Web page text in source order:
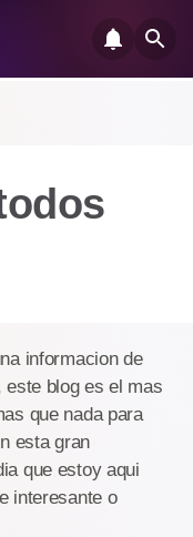
informacion de
blog es el mas
que nada para
esta gran
que estoy aqui
interesante o